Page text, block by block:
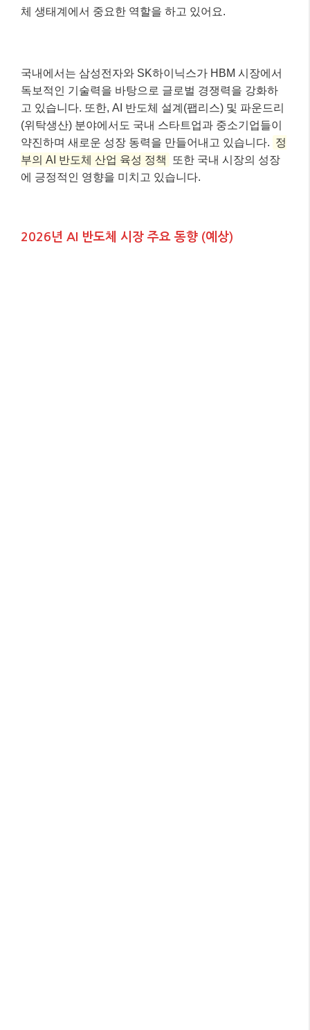
체 생태계에서 중요한 역할을 하고 있어요.
국내에서는 삼성전자와 SK하이닉스가 HBM 시장에서
독보적인 기술력을 바탕으로 글로벌 경쟁력을 강화하
고 있습니다. 또한, AI 반도체 설계(팹리스) 및 파운드리
(위탁생산) 분야에서도 국내 스타트업과 중소기업들이
약진하며 새로운 성장 동력을 만들어내고 있습니다. 정
부의 AI 반도체 산업 육성 정책
또한 국내 시장의 성장
에 긍정적인 영향을 미치고 있습니다.
2026년 AI 반도체 시장 주요 동향 (예상)